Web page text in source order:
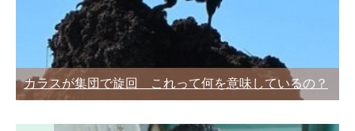
カラスが集団で旋回 これって何を意味しているの？